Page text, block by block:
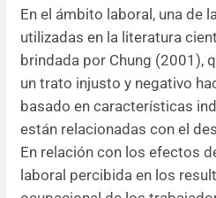
En el ámbito laboral, una de
utilizadas en la literatura
brindada por Chung (2001),
un trato injusto y negativo
basado en características
están relacionadas con el
En relación con los efectos
laboral percibida en los